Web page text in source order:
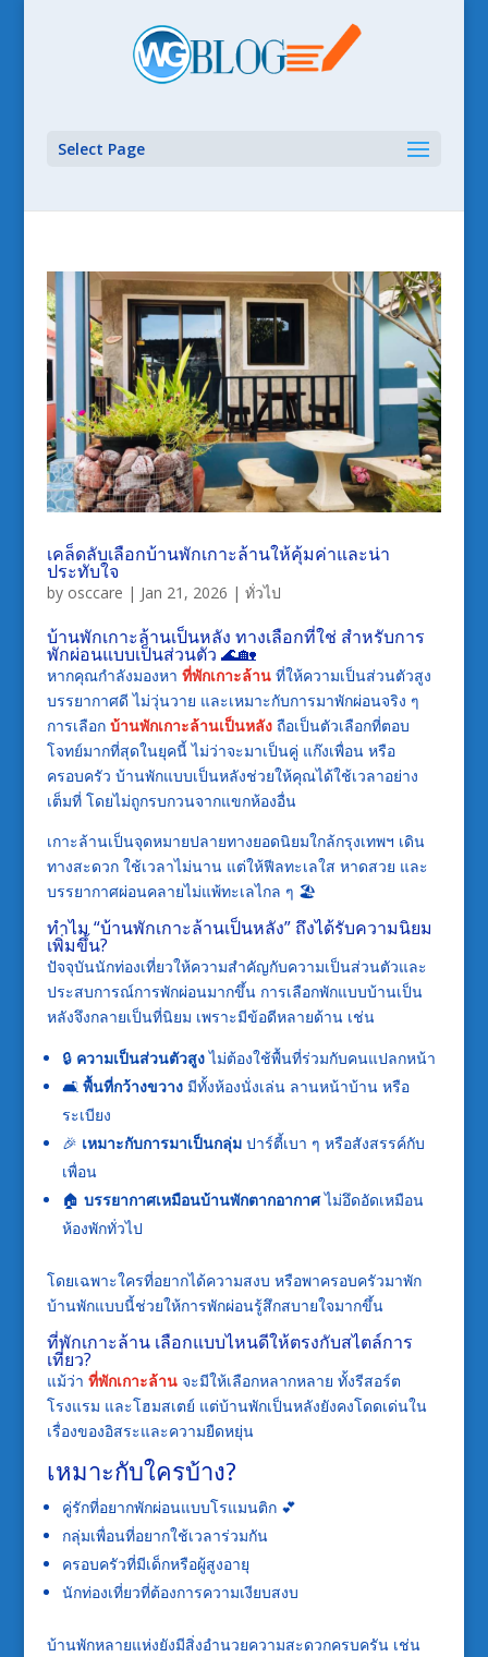
Select Page
เคล็ดลับเลือกบ้านพักเกาะล้านให้คุ้มค่าและน่า
ประทับใจ
by osccare | Jan 21, 2026 | ทั่วไป
บ้านพักเกาะล้านเป็นหลัง ทางเลือกที่ใช่ สำหรับการ
พักผ่อนแบบเป็นส่วนตัว 🌊🏡
หากคุณกำลังมองหา ที่พักเกาะล้าน ที่ให้ความเป็นส่วนตัวสูง
บรรยากาศดี ไม่วุ่นวาย และเหมาะกับการมาพักผ่อนจริง ๆ
การเลือก บ้านพักเกาะล้านเป็นหลังถือเป็นตัวเลือกที่ตอบ
โจทย์มากที่สุดในยุคนี้ ไม่ว่าจะมาเป็นคู่ แก๊งเพื่อน หรือ
ครอบครัว บ้านพักแบบเป็นหลังช่วยให้คุณได้ใช้เวลาอย่าง
เต็มที่ โดยไม่ถูกรบกวนจากแขกห้องอื่น
เกาะล้านเป็นจุดหมายปลายทางยอดนิยมใกล้กรุงเทพฯ เดิน
ทางสะดวก ใช้เวลาไม่นาน แต่ให้ฟีลทะเลใส หาดสวย และ
บรรยากาศผ่อนคลายไม่แพ้ทะเลไกล ๆ 🏖️
ทำไม “บ้านพักเกาะล้านเป็นหลัง” ถึงได้รับความนิยม
เพิ่มขึ้น?
ปัจจุบันนักท่องเที่ยวให้ความสำคัญกับความเป็นส่วนตัวและ
ประสบการณ์การพักผ่อนมากขึ้น การเลือกพักแบบบ้านเป็น
หลังจึงกลายเป็นที่นิยม เพราะมีข้อดีหลายด้าน เช่น
🔒 ความเป็นส่วนตัวสูงไม่ต้องใช้พื้นที่ร่วมกับคนแปลกหน้า
🛋️ พื้นที่กว้างขวางมีทั้งห้องนั่งเล่น ลานหน้าบ้าน หรือ
ระเบียง
🎉 เหมาะกับการมาเป็นกลุ่มปาร์ตี้เบา ๆ หรือสังสรรค์กับ
เพื่อน
🏠 บรรยากาศเหมือนบ้านพักตากอากาศไม่อึดอัดเหมือน
ห้องพักทั่วไป
โดยเฉพาะใครที่อยากได้ความสงบ หรือพาครอบครัวมาพัก
บ้านพักแบบนี้ช่วยให้การพักผ่อนรู้สึกสบายใจมากขึ้น
ที่พักเกาะล้าน เลือกแบบไหนดีให้ตรงกับสไตล์การ
เที่ยว?
แม้ว่า ที่พักเกาะล้าน จะมีให้เลือกหลากหลาย ทั้งรีสอร์ต
โรงแรม และโฮมสเตย์ แต่บ้านพักเป็นหลังยังคงโดดเด่นใน
เรื่องของอิสระและความยืดหยุ่น
เหมาะกับใครบ้าง?
คู่รักที่อยากพักผ่อนแบบโรแมนติก 💕
กลุ่มเพื่อนที่อยากใช้เวลาร่วมกัน
ครอบครัวที่มีเด็กหรือผู้สูงอายุ
นักท่องเที่ยวที่ต้องการความเงียบสงบ
บ้านพักหลายแห่งยังมีสิ่งอำนวยความสะดวกครบครัน เช่น